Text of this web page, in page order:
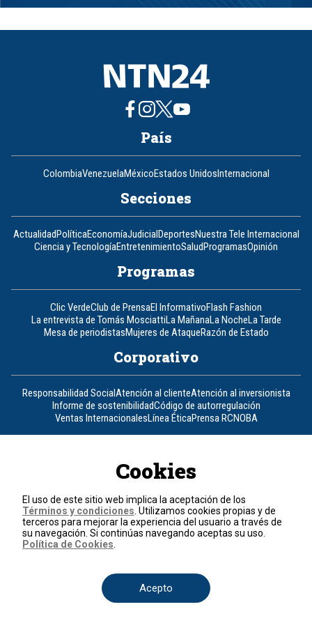
8
País
ColombiaVenezuelaMéxicoEstados UnidosInternacional
Secciones
ActualidadPolíticaEconomíaJudicialDeportesNuestra Tele Internacional
Ciencia y TecnologíaEntretenimientoSaludProgramasOpinión
Programas
Clic VerdeClub de PrensaEl InformativoFlash Fashion
La entrevista de Tomás MosciattiLa MañanaLa NocheLa Tarde
Mesa de periodistasMujeres de AtaqueRazón de Estado
Corporativo
Responsabilidad SocialAtención al clienteAtención al inversionista
Informe de sostenibilidadCódigo de autorregulación
Ventas InternacionalesLínea ÉticaPrensa RCNOBA
Noticias RCNRCN RadioLa República
Un producto de RCN TelevisiónRCN Total
Contáctenos
Política de datos personales
Cookies
El uso de este sitio web implica la aceptación de los
Términos y condiciones . Utilizamos cookies propias y de
terceros para mejorar la experiencia del usuario a través de
su navegación. Si continúas navegando aceptas su uso.
Política de Cookies
Acepto